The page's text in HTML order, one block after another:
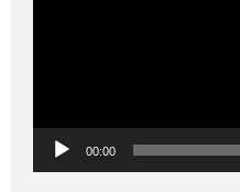
00:00